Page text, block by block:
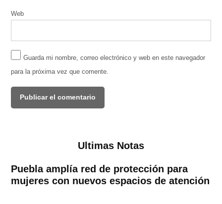
Web
Guarda mi nombre, correo electrónico y web en este navegador
para la próxima vez que comente.
Ultimas Notas
Puebla amplía red de protección para
mujeres con nuevos espacios de atención